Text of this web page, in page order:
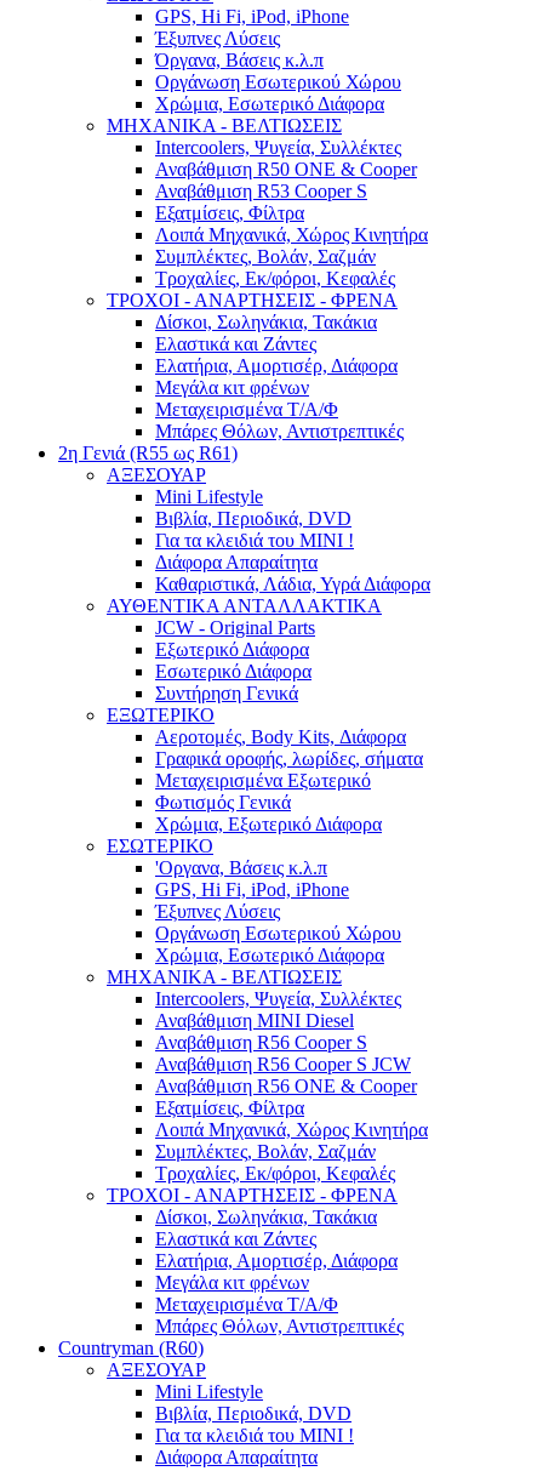
GPS, Hi Fi, iPod, iPhone
Έξυπνες Λύσεις
Όργανα, Βάσεις κ.λ.π
Οργάνωση Εσωτερικού Χώρου
Χρώμια, Εσωτερικό Διάφορα
ΜΗΧΑΝΙΚΑ - ΒΕΛΤΙΩΣΕΙΣ
Intercoolers, Ψυγεία, Συλλέκτες
Αναβάθμιση R50 ONE & Cooper
Αναβάθμιση R53 Cooper S
Εξατμίσεις, Φίλτρα
Λοιπά Μηχανικά, Χώρος Κινητήρα
Συμπλέκτες, Βολάν, Σαζμάν
Τροχαλίες, Εκ/φόροι, Κεφαλές
ΤΡΟΧΟΙ - ΑΝΑΡΤΗΣΕΙΣ - ΦΡΕΝΑ
Δίσκοι, Σωληνάκια, Τακάκια
Ελαστικά και Ζάντες
Ελατήρια, Αμορτισέρ, Διάφορα
Μεγάλα κιτ φρένων
Μεταχειρισμένα Τ/Α/Φ
Μπάρες Θόλων, Αντιστρεπτικές
2η Γενιά (R55 ως R61)
ΑΞΕΣΟΥΑΡ
Mini Lifestyle
Βιβλία, Περιοδικά, DVD
Για τα κλειδιά του MINI !
Διάφορα Απαραίτητα
Καθαριστικά, Λάδια, Υγρά Διάφορα
ΑΥΘΕΝΤΙΚΑ ΑΝΤΑΛΛΑΚΤΙΚΑ
JCW - Original Parts
Εξωτερικό Διάφορα
Εσωτερικό Διάφορα
Συντήρηση Γενικά
ΕΞΩΤΕΡΙΚΟ
Αεροτομές, Body Kits, Διάφορα
Γραφικά οροφής, λωρίδες, σήματα
Μεταχειρισμένα Εξωτερικό
Φωτισμός Γενικά
Χρώμια, Εξωτερικό Διάφορα
ΕΣΩΤΕΡΙΚΟ
'Οργανα, Βάσεις κ.λ.π
GPS, Hi Fi, iPod, iPhone
Έξυπνες Λύσεις
Οργάνωση Εσωτερικού Χώρου
Χρώμια, Εσωτερικό Διάφορα
ΜΗΧΑΝΙΚΑ - ΒΕΛΤΙΩΣΕΙΣ
Intercoolers, Ψυγεία, Συλλέκτες
Αναβάθμιση MINI Diesel
Αναβάθμιση R56 Cooper S
Αναβάθμιση R56 Cooper S JCW
Αναβάθμιση R56 ONE & Cooper
Εξατμίσεις, Φίλτρα
Λοιπά Μηχανικά, Χώρος Κινητήρα
Συμπλέκτες, Βολάν, Σαζμάν
Τροχαλίες, Εκ/φόροι, Κεφαλές
ΤΡΟΧΟΙ - ΑΝΑΡΤΗΣΕΙΣ - ΦΡΕΝΑ
Δίσκοι, Σωληνάκια, Τακάκια
Ελαστικά και Ζάντες
Ελατήρια, Αμορτισέρ, Διάφορα
Μεγάλα κιτ φρένων
Μεταχειρισμένα Τ/Α/Φ
Μπάρες Θόλων, Αντιστρεπτικές
Countryman (R60)
ΑΞΕΣΟΥΑΡ
Mini Lifestyle
Βιβλία, Περιοδικά, DVD
Για τα κλειδιά του MINI !
Διάφορα Απαραίτητα